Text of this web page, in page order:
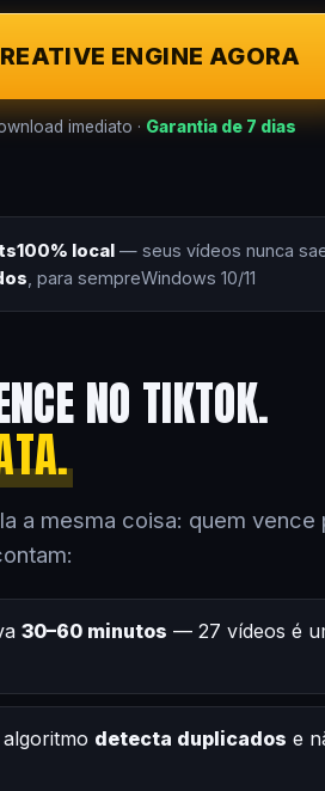
ENGINE AGORA
imediato · Garantia de 7 dias
100% local— seus vídeos nunca
, para sempreWindows 10/11
NO TIKTOK.
a mesma coisa: quem vence
30–60 minutos — 27 vídeos é
detecta duplicados e